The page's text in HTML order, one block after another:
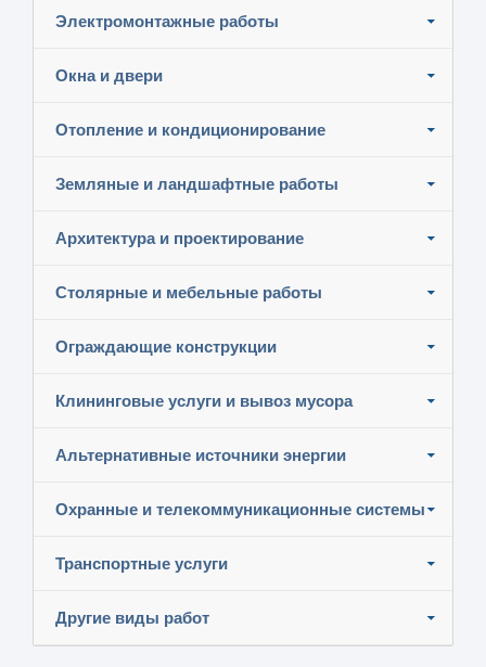
Электромонтажные работы
Окна и двери
Отопление и кондиционирование
Земляные и ландшафтные работы
Архитектура и проектирование
Столярные и мебельные работы
Ограждающие конструкции
Клининговые услуги и вывоз мусора
Альтернативные источники энергии
Охранные и телекоммуникационные системы
Транспортные услуги
Другие виды работ